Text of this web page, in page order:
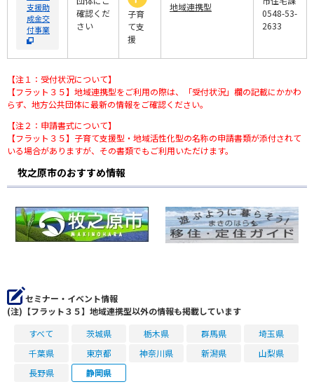
支援助
成金交
付事業
確認くだ
さい
子育
て支
援
地域連携型
0548-53-
2633
【注１：受付状況について】
【フラット３５】地域連携型をご利用の際は、「受付状況」欄の記載にかかわ
らず、地方公共団体に最新の情報をご確認ください。
【注２：申請書式について】
【フラット３５】子育て支援型・地域活性化型の名称の申請書類が添付されて
いる場合がありますが、その書類でもご利用いただけます。
牧之原市のおすすめ情報
セミナー・イベント情報
(注)【フラット３５】地域連携型以外の情報も掲載しています
すべて
茨城県 栃木県 群馬県
埼玉県
千葉県
東京都 神奈川県 新潟県
山梨県
長野県
静岡県